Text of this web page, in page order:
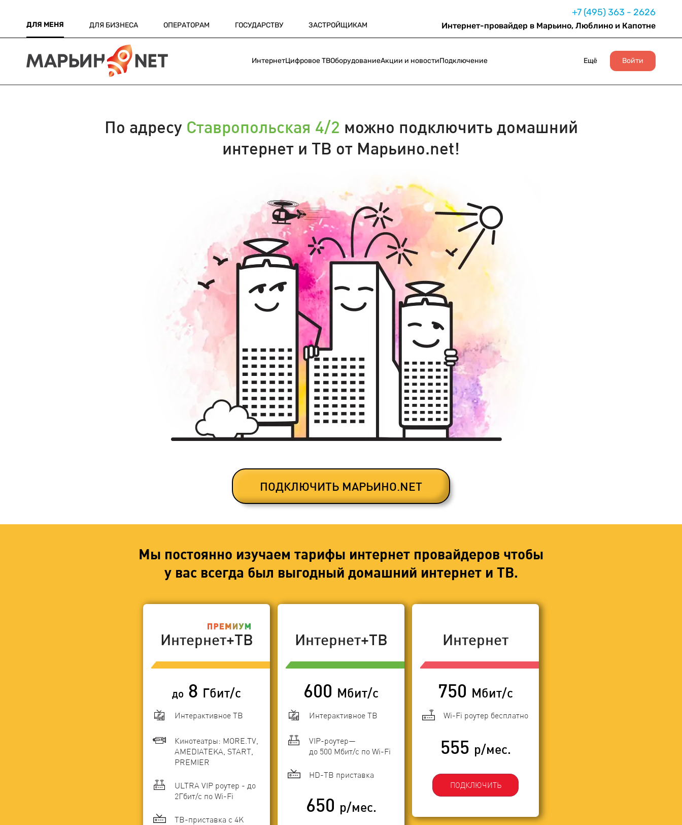
ДЛЯ МЕНЯ ДЛЯ БИЗНЕСА ОПЕРАТОРАМ ГОСУДАРСТВУ ЗАСТРОЙЩИКАМ
+7 (495) 363 - 2626
Интернет-провайдер в Марьино, Люблино и Капотне
ИнтернетЦифровое ТВОборудованиеАкции и новостиПодключение Ещё Войти
По адресу Ставропольская 4/2 можно подключить домашний
интернет и ТВ от Марьино.net!
ПОДКЛЮЧИТЬ МАРЬИНО.NET
Мы постоянно изучаем тарифы интернет провайдеров чтобы
у вас всегда был выгодный домашний интернет и ТВ.
Интернет+ТВ
до 8 Гбит/с
Интерактивное ТВ
Кинотеатры: MORE.TV,
AMEDIATEKA, START,
PREMIER
ULTRA VIP роутер - до
2Гбит/c по Wi-Fi
ТВ-приставка с 4K
Интернет+ТВ
600 Мбит/с
Интерактивное ТВ
VIP-роутер—
до 500 Мбит/с по Wi-Fi
HD-ТВ приставка
650 р/мес.
Интернет
750 Мбит/с
Wi-Fi роутер бесплатно
555 р/мес.
ПОДКЛЮЧИТЬ